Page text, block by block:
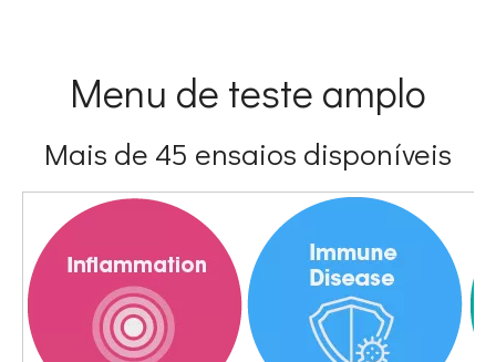
Menu de teste amplo
Mais de 45 ensaios disponíveis